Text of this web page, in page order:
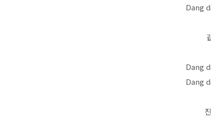
Dang
Dang
Dang